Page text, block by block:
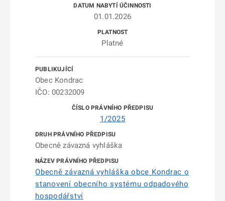
01.01.2026
Platné
Obec Kondrac
IČO: 00232009
1/2025
Obecně závazná vyhláška
Obecně závazná vyhláška obce Kondrac o
stanovení obecního systému odpadového
hospodářství